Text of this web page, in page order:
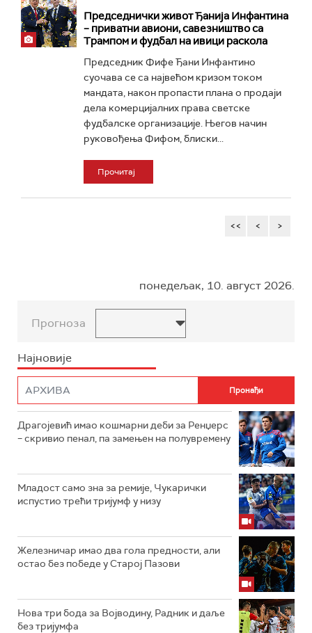
Председнички живот Ђанија Инфантина
– приватни авиони, савезништво са
Трампом и фудбал на ивици раскола
Председник Фифе Ђани Инфантино
суочава се са највећом кризом током
мандата, након пропасти плана о продаји
дела комерцијалних права светске
фудбалске организације. Његов начин
руковођења Фифом, блиски...
Прочитај
<< < >
понедељак, 10. август 2026.
Прогноза
Најновије
Драгојевић имао кошмарни деби за Ренџерс
– скривио пенал, па замењен на полувремену
Младост само зна за ремије, Чукарички
испустио трећи тријумф у низу
Железничар имао два гола предности, али
остао без победе у Старој Пазови
Нова три бода за Војводину, Радник и даље
без тријумфа